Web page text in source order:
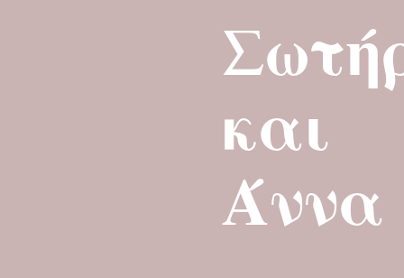
και
Άννα